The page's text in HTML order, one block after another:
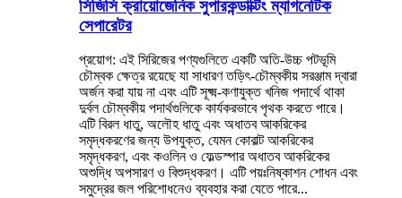
সিজিসি ক্রায়োজেনিক সুপারকন্ডাক্টিং ম্যাগনেটিক
সেপারেটর
প্রয়োগ: এই সিরিজের পণ্যগুলিতে একটি অতি-উচ্চ পটভূমি
চৌম্বক ক্ষেত্র রয়েছে যা সাধারণ তড়িৎ-চৌম্বকীয় সরঞ্জাম দ্বারা
অর্জন করা যায় না এবং এটি সূক্ষ্ম-কণাযুক্ত খনিজ পদার্থে থাকা
দুর্বল চৌম্বকীয় পদার্থগুলিকে কার্যকরভাবে পৃথক করতে পারে।
এটি বিরল ধাতু, অলৌহ ধাতু এবং অধাতব আকরিকের
সমৃদ্ধকরণের জন্য উপযুক্ত, যেমন কোবাল্ট আকরিকের
সমৃদ্ধকরণ, এবং কওলিন ও ফেল্ডস্পার অধাতব আকরিকের
অশুদ্ধি অপসারণ ও বিশুদ্ধকরণ। এটি পয়ঃনিষ্কাশন শোধন এবং
সমুদ্রের জল পরিশোধনেও ব্যবহার করা যেতে পারে...